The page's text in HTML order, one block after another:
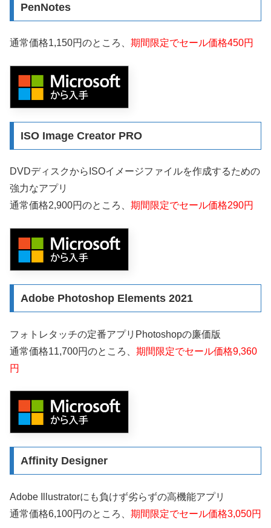
PenNotes
通常価格1,150円のところ、 期間限定でセール価格450円
ISO Image Creator PRO
DVDディスクからISOイメージファイルを作成するための
強力なアプリ
通常価格2,900円のところ、 期間限定でセール価格290円
Adobe Photoshop Elements 2021
フォトレタッチの定番アプリPhotoshopの廉価版
通常価格11,700円のところ、 期間限定でセール価格9,360
円
Affinity Designer
Adobe Illustratorにも負けず劣らずの高機能アプリ
通常価格6,100円のところ、 期間限定でセール価格3,050円